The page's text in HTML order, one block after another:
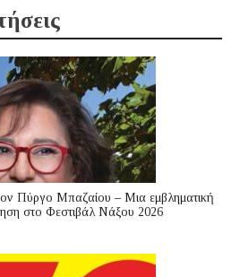
Πύργο Μπαζαίου – Μια εμβληματική
στο Φεστιβάλ Νάξου 2026